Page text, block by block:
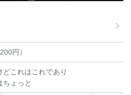
円）
これはこれであり
ちょっと